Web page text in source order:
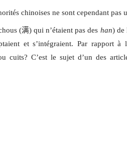
chinoises ne sont cependant pas
(满) qui n’étaient pas des han) de
et s’intégraient. Par rapport à
cuits? C’est le sujet d’un des